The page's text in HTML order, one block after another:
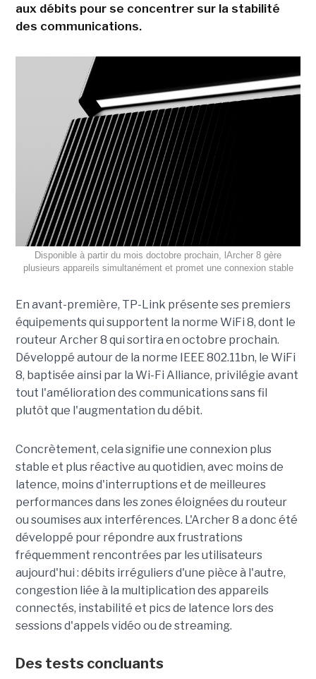
aux débits pour se concentrer sur la stabilité
des communications.
Disponible à partir du mois doctobre prochain, lArcher 8 gère
plusieurs appareils simultanément et promet une connexion stable
En avant-première, TP-Link présente ses premiers
équipements qui supportent la norme WiFi 8, dont le
routeur Archer 8 qui sortira en octobre prochain.
Développé autour de la norme IEEE 802.11bn, le WiFi
8, baptisée ainsi par la Wi-Fi Alliance, privilégie avant
tout l'amélioration des communications sans fil
plutôt que l'augmentation du débit.
Concrètement, cela signifie une connexion plus
stable et plus réactive au quotidien, avec moins de
latence, moins d'interruptions et de meilleures
performances dans les zones éloignées du routeur
ou soumises aux interférences. L'Archer 8 a donc été
développé pour répondre aux frustrations
fréquemment rencontrées par les utilisateurs
aujourd'hui : débits irréguliers d'une pièce à l'autre,
congestion liée à la multiplication des appareils
connectés, instabilité et pics de latence lors des
sessions d'appels vidéo ou de streaming.
Des tests concluants